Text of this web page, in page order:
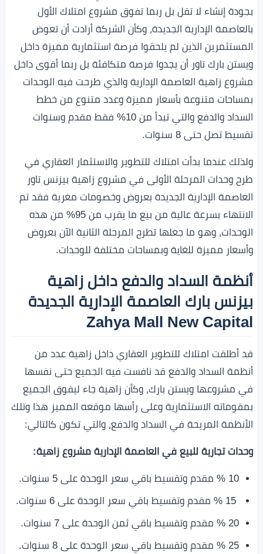
بجودة إنشاء لا تقل بل ربما تفوق مشروع امتلاك الأول
بالعاصمة الإدارية الجديدة، وكأن الشركة أرادت أن تعوض
المستثمرين الذين لم يلحقوا فرصة استثمارية مميزة داخل
ويستن بارك تاور أن يجدوا فرصة متكافئة بل ربما أقوى داخل
مشروع زاهية العاصمة الإدارية والذي طرحت فيه الوحدات
بمساحات متنوعة بأسعار مميزة وعدد متنوع من خطط
السداد والدفع والتي تبدأ من 10% فقط مقدم وسنوات
تقسيط تصل حتى 8 سنوات.
ولذلك عندما بدأت امتلاك للتطوير والاستثمار العقاري في
طرح وحدات المرحلة الأولى في مشروع زاهية بيزنس تاور
العاصمة الإدارية الجديدة بعروض وخصومات مغرية فقد تم
الانتهاء بسرعة عالية من بيع ما يقرب من 95% من هذه
الوحدات، وهو ما جعلها تطرح المرحلة الثانية الآن بعروض
وأسعار مميزة للغاية وبمساحات مختلفة للوحدات.
أنظمة السداد والدفع داخل زاهية
بيزنس بارك العاصمة الإدارية الجديدة
Zahya Mall New Capital
قد أطلقت امتلاك للتطوير العقاري داخل زاهية عدد من
أنظمة السداد والدفع قد نافست فيه الجميع حتى نفسها
في مشروعها ويستن بارك، وكأن زاهية جاء ليفوق الجميع
بمقوماته الاستثمارية وعلى رأسها موقعه المميز هذا وتلك
الأنظمة المريحة في السداد والدفع، والتي تكون كالتالي:
وحدات تجارية للبيع في العاصمة الإدارية مشروع زاهية:
10 % مقدم وتقسيط باقي سعر الوحدة على 5 سنوات.
20 % مقدم وتقسيط باقي ثمن الوحدة على 7 سنوات.
25 % مقدم وتقسيط باقي سعر الوحدة على 8 سنوات.